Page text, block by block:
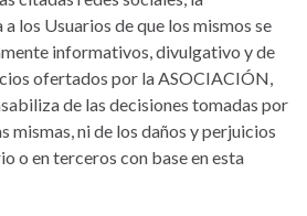
los Usuarios de que los mismos se
informativos, divulgativo y de
ofertados por la ASOCIACIÓN,
de las decisiones tomadas por
mismas, ni de los daños y perjuicios
o en terceros con base en esta